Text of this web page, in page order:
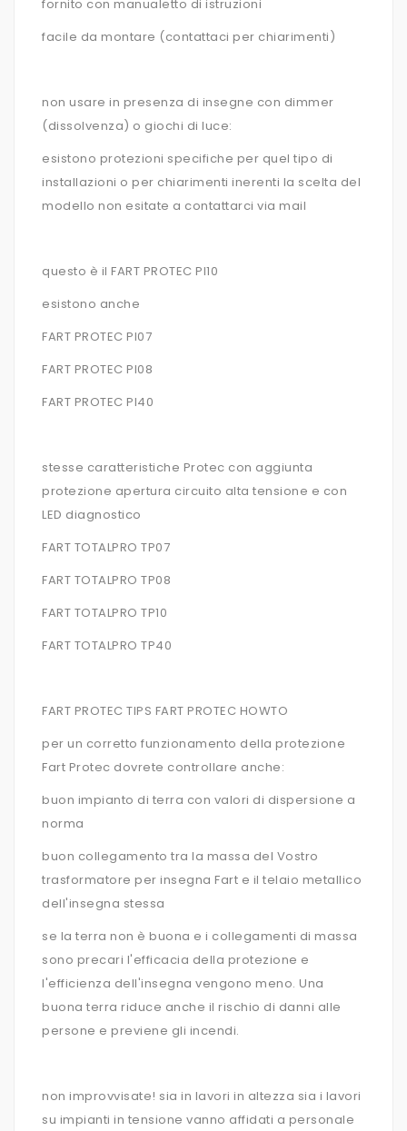
fornito con manualetto di istruzioni
facile da montare (contattaci per chiarimenti)
non usare in presenza di insegne con dimmer
(dissolvenza) o giochi di luce:
esistono protezioni specifiche per quel tipo di
installazioni o per chiarimenti inerenti la scelta del
modello non esitate a contattarci via mail
questo è il FART PROTEC PI10
esistono anche
FART PROTEC PI07
FART PROTEC PI08
FART PROTEC PI40
stesse caratteristiche Protec con aggiunta
protezione apertura circuito alta tensione e con
LED diagnostico
FART TOTALPRO TP07
FART TOTALPRO TP08
FART TOTALPRO TP10
FART TOTALPRO TP40
FART PROTEC TIPS FART PROTEC HOWTO
per un corretto funzionamento della protezione
Fart Protec dovrete controllare anche:
buon impianto di terra con valori di dispersione a
norma
buon collegamento tra la massa del Vostro
trasformatore per insegna Fart e il telaio metallico
dell'insegna stessa
se la terra non è buona e i collegamenti di massa
sono precari l'efficacia della protezione e
l'efficienza dell'insegna vengono meno. Una
buona terra riduce anche il rischio di danni alle
persone e previene gli incendi.
non improvvisate! sia in lavori in altezza sia i lavori
su impianti in tensione vanno affidati a personale